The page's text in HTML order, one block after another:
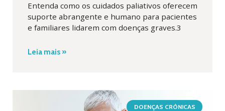
Entenda como os cuidados paliativos oferecem
suporte abrangente e humano para pacientes
e familiares lidarem com doenças graves.3
Leia mais »
DOENÇAS CRÔNICAS